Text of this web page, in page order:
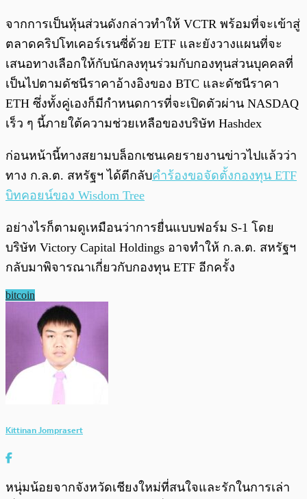
จากการเป็นหุ้นส่วนดังกล่าวทำให้ VCTR พร้อมที่จะเข้าสู่
ตลาดคริปโทเคอร์เรนซี่ด้วย ETF และยังวางแผนที่จะ
เสนอทางเลือกให้กับนักลงทุนร่วมกับกองทุนส่วนบุคคลที่
เป็นไปตามดัชนีราคาอ้างอิงของ BTC และดัชนีราคา
ETH ซึ่งทั้งคู่เองก็มีกำหนดการที่จะเปิดตัวผ่าน NASDAQ
เร็ว ๆ นี้ภายใต้ความช่วยเหลือของบริษัท Hashdex
ก่อนหน้านี้ทางสยามบล็อกเชนเคยรายงานข่าวไปแล้วว่า
ทาง ก.ล.ต. สหรัฐฯ ได้ตีกลับคำร้องขอจัดตั้งกองทุน ETF
บิทคอยน์ของ Wisdom Tree
อย่างไรก็ตามดูเหมือนว่าการยื่นแบบฟอร์ม S-1 โดย
บริษัท Victory Capital Holdings อาจทำให้ ก.ล.ต. สหรัฐฯ
กลับมาพิจารณาเกี่ยวกับกองทุน ETF อีกครั้ง
bitcoin
Kittinan Jomprasert
หนุ่มน้อยจากจังหวัดเชียงใหม่ที่สนใจและรักในการเล่า